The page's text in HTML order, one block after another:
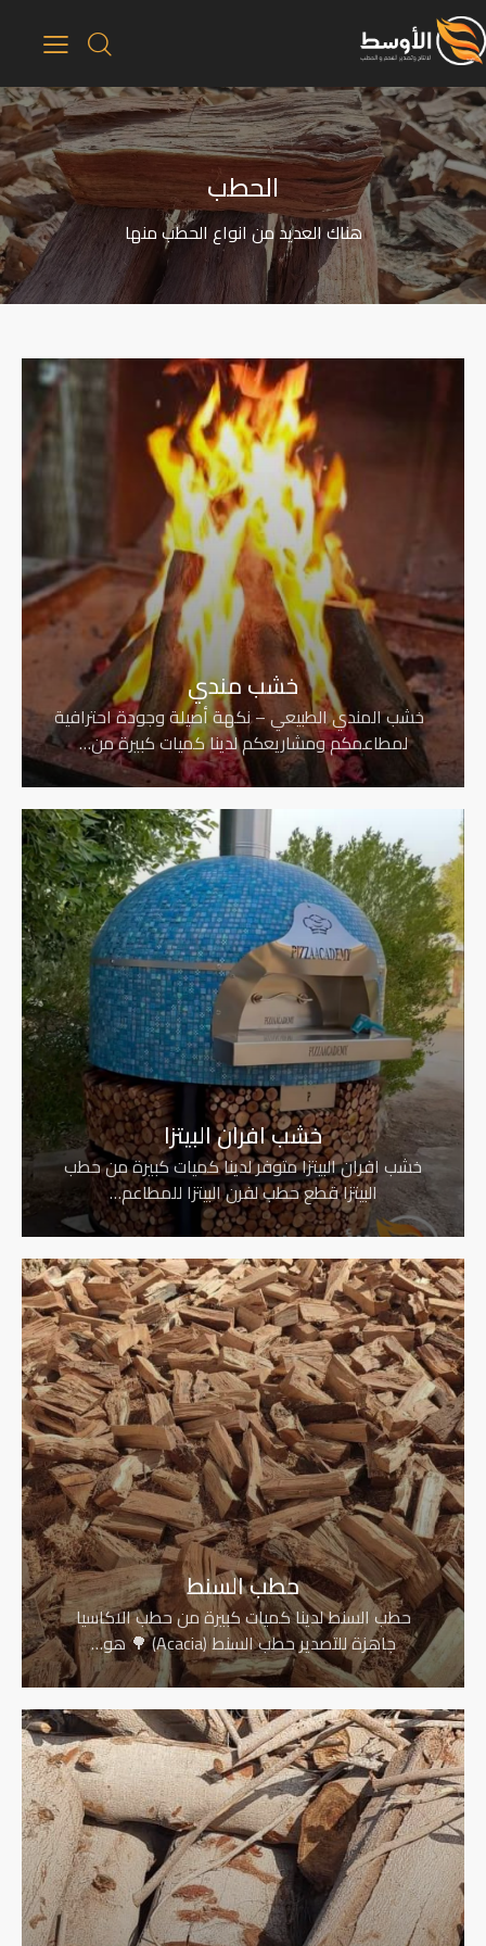
الحطب
هناك العديد من انواع الحطب منها
خشب مندي
خشب المندي الطبيعي – نكهة أصيلة وجودة احترافية
لمطاعمكم ومشاريعكم لدينا كميات كبيرة من…
خشب افران البيتزا
خشب افران البيتزا متوفر لدينا كميات كبيرة من حطب
البيتزا قطع حطب لفرن البيتزا للمطاعم…
حطب السنط
حطب السنط لدينا كميات كبيرة من حطب الاكاسيا
جاهزة للتصدير حطب السنط (Acacia) 🌳 هو…